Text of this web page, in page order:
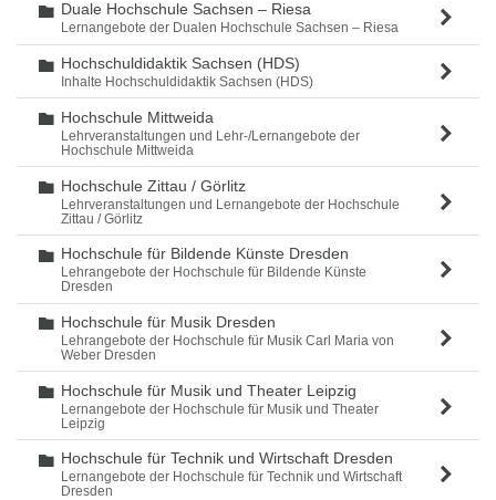
Ordner
Duale Hochschule Sachsen – Riesa
Lernangebote der Dualen Hochschule Sachsen – Riesa
Ordner
Hochschuldidaktik Sachsen (HDS)
Inhalte Hochschuldidaktik Sachsen (HDS)
Ordner
Hochschule Mittweida
Lehrveranstaltungen und Lehr-/Lernangebote der
Hochschule Mittweida
Ordner
Hochschule Zittau / Görlitz
Lehrveranstaltungen und Lernangebote der Hochschule
Zittau / Görlitz
Ordner
Hochschule für Bildende Künste Dresden
Lehrangebote der Hochschule für Bildende Künste
Dresden
Ordner
Hochschule für Musik Dresden
Lehrangebote der Hochschule für Musik Carl Maria von
Weber Dresden
Ordner
Hochschule für Musik und Theater Leipzig
Lernangebote der Hochschule für Musik und Theater
Leipzig
Ordner
Hochschule für Technik und Wirtschaft Dresden
Lernangebote der Hochschule für Technik und Wirtschaft
Dresden